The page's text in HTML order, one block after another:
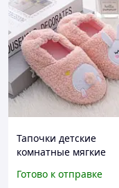
Тапочки детские
комнатные мягкие
7-8
Готово к отправке